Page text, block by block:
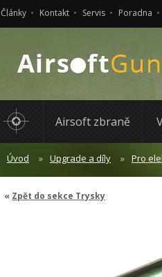
Články Kontakt Servis Poradna
Airsoft zbraně
Úvod Upgrade a díly Pro
Zpět do sekce Trysky